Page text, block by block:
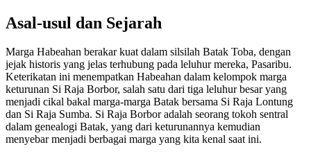
Asal-usul dan Sejarah
Marga Habeahan berakar kuat dalam silsilah Batak Toba, dengan
jejak historis yang jelas terhubung pada leluhur mereka, Pasaribu.
Keterikatan ini menempatkan Habeahan dalam kelompok marga
keturunan Si Raja Borbor, salah satu dari tiga leluhur besar yang
menjadi cikal bakal marga-marga Batak bersama Si Raja Lontung
dan Si Raja Sumba. Si Raja Borbor adalah seorang tokoh sentral
dalam genealogi Batak, yang dari keturunannya kemudian
menyebar menjadi berbagai marga yang kita kenal saat ini.